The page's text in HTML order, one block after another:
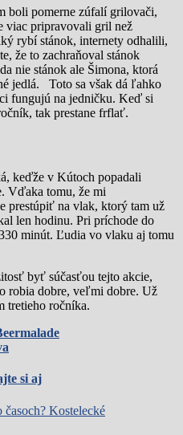
boli pomerne zúfalí grilovači,
viac pripravovali gril než
rybí stánok, internety odhalili,
že to zachraňoval stánok
nie stánok ale Šimona, ktorá
jedlá. Toto sa však dá ľahko
fungujú na jedničku. Keď si
tak prestane frflať.
keďže v Kútoch popadali
Vďaka tomu, že mi
prestúpiť na vlak, ktorý tam už
len hodinu. Pri príchode do
minút. Ľudia vo vlaku aj tomu
byť súčasťou tejto akcie,
robia dobre, veľmi dobre. Už
tretieho ročníka.
si aj
Kostelecké